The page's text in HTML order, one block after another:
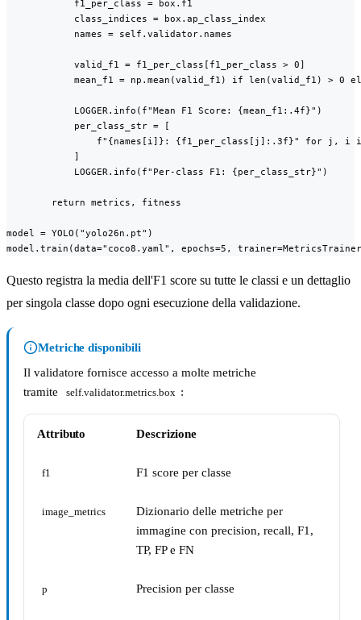
            f1_per_class = box.f1
            class_indices = box.ap_class_index
            names = self.validator.names
            valid_f1 = f1_per_class[f1_per_class > 0]
mean_f1 = np.mean(valid_f1) if len(valid_f1) > 0
            LOGGER.info(f"Mean F1 Score: {mean_f1:.4f}")
            per_class_str = [
f"{names[i]}: {f1_per_class[j]:.3f}" for j, i
            ]
            LOGGER.info(f"Per-class F1: {per_class_str}")
        return metrics, fitness
model = YOLO("yolo26n.pt")
model.train(data="coco8.yaml", epochs=5,
Questo registra la media dell'F1 score su tutte le classi e un dettaglio
per singola classe dopo ogni esecuzione della validazione.
Metriche disponibili
Il validatore fornisce accesso a molte metriche
tramite
self.validator.metrics.box :
Attributo Descrizione
f1 F1 score per classe
image_metrics
Dizionario delle metriche per
immagine con precision, recall, F1,
TP, FP e FN
p Precision per classe